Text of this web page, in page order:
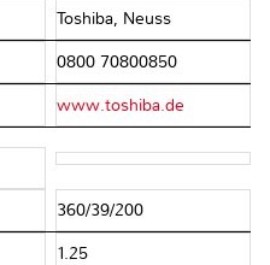
Toshiba, Neuss
0800 70800850
www.toshiba.de
360/39/200
1.25